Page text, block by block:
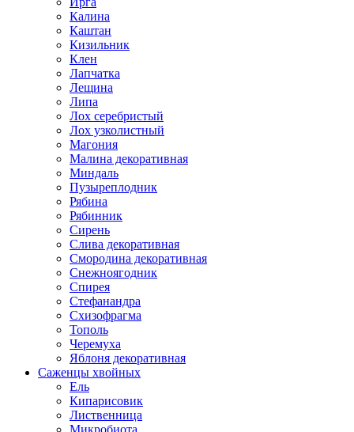
Калина
Каштан
Кизильник
Клен
Лапчатка
Лещина
Липа
Лох серебристый
Лох узколистный
Магония
Малина декоративная
Миндаль
Пузыреплодник
Рябина
Рябинник
Сирень
Слива декоративная
Смородина декоративная
Снежноягодник
Спирея
Стефанандра
Схизофрагма
Тополь
Черемуха
Яблоня декоративная
Саженцы хвойных
Ель
Кипарисовик
Лиственница
Микробиота